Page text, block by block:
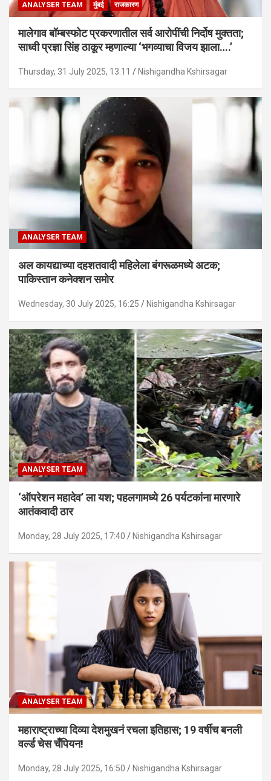
ANALYSER TEAM मुंबई राजकारण
मालेगाव बॉम्बस्फोट प्रकरणातील सर्व आरोपींची निर्दोष मुक्तता;
साध्वी प्रज्ञा सिंह ठाकूर म्हणाल्या ‘भगव्याचा विजय झाला….’
Thursday, 31 July 2025, 13:11 Nishigandha Kshirsagar
ANALYSER TEAM
अल कायद्याच्या दहशतवादी महिलेला बंगरूळमध्ये अटक;
पाकिस्तान कनेक्शन समोर
Wednesday, 30 July 2025, 16:25 Nishigandha Kshirsagar
ANALYSER TEAM
‘ऑपरेशन महादेव’ ला यश; पहलगामध्ये 26 पर्यटकांना मारणारे
आतंकवादी ठार
Monday, 28 July 2025, 17:40 Nishigandha Kshirsagar
ANALYSER TEAM
महाराष्ट्राच्या दिव्या देशमुखनं रचला इतिहास; 19 वर्षीच बनली
वर्ल्ड चेस चँपियन!
Monday, 28 July 2025, 16:50 Nishigandha Kshirsagar